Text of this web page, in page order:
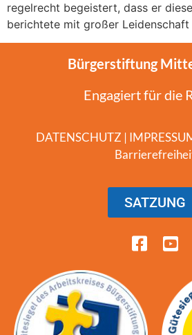
regelrecht begeistert, dass er
berichtete mit großer
Bürgerstiftung
Engagiert für die
DATENSCHUTZ |
SATZUNG